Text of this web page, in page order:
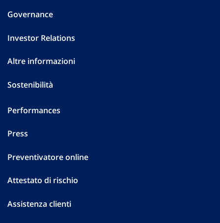
Governance
Investor Relations
Altre informazioni
Sostenibilità
Performances
Press
Preventivatore online
Attestato di rischio
Assistenza clienti